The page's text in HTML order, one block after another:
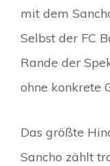
mit dem
Selbst der FC
Rande der
ohne konkrete
Das größte
Sancho zählt